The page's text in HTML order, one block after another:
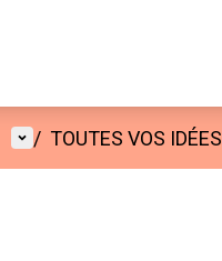
Menu utilisateur
/ TOUTES VOS IDÉES